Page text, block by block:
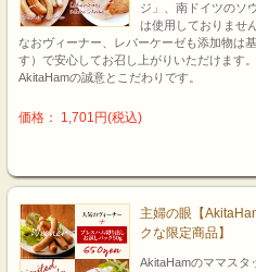
ジ」、南ドイツのソ
は使用しておりませ
なおヴィーナー、レバーケーゼも添加物は
す）で安心してお召し上がりいただけます
AkitaHamの誠意とこだわりです。
価格： 1,701円(税込)
主婦の眼【
クな限定商品】
AkitaHamのママスタ